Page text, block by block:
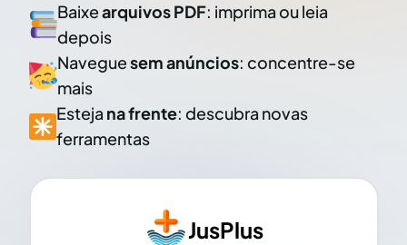
Baixearquivos PDF: imprima ou leia
depois
Naveguesem anúncios: concentre-se
mais
Esteja na frente: descubra novas
ferramentas
JusPlus